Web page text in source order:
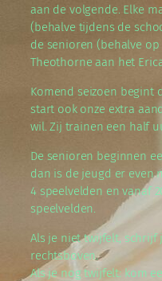
aan de volgende. Elke
(behalve tijdens de
de senioren (behalve op
Theothorne aan het
Komend seizoen begint
start ook onze extra
wil. Zij trainen een half
De senioren beginnen
dan is de jeugd er even
4 speelvelden en vanaf
speelvelden.
Als je niet twijfelt, schrijf
rechtsboven.
Als je nog twijfelt: kom